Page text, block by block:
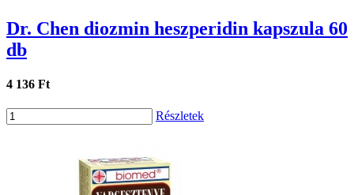
Dr. Chen diozmin heszperidin kapszula 60
db
4 136 Ft
Részletek